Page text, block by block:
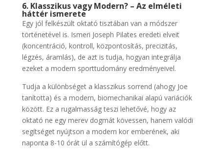
6. Klasszikus vagy Modern? – Az elméleti
háttér ismerete
Egy jól felkészült oktató tisztában van a módszer
történetével is. Ismeri Joseph Pilates eredeti elveit
(koncentráció, kontroll, központosítás, precizitás,
légzés, áramlás), de azt is tudja, hogyan integrálja
ezeket a modern sporttudomány eredményeivel.
Tudja a különbséget a klasszikus sorrend (ahogy Joe
tanította) és a modern, biomechanikai alapú variációk
között. Ez a rugalmasság teszi lehetővé, hogy az
oktató ne egy merev dogmát kövessen, hanem valódi
segítséget nyújtson a modern kor emberének, aki
naponta 8-10 órát ül a számítógép előtt.